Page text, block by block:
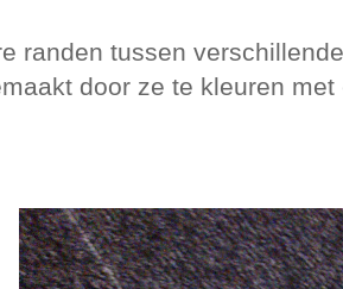
randen tussen
door ze te kleuren